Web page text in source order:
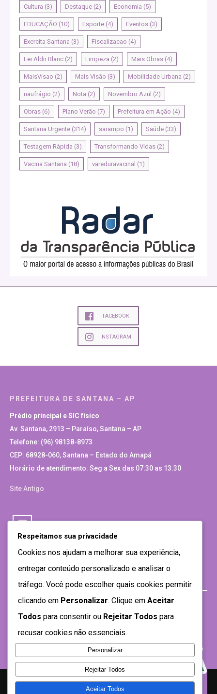
Cultura (3) Destaque (2) Economia (5)
EDUCAÇÃO (10) Esporte (4) Eventos (3)
Exercita Santana (3) Fiscalizacao (4)
Lei Aldir Blanc (2) Limpeza (2) Mais Obras (4)
MaisVisao (2) Mais Visão (3) Mobilidade Urbana (2)
naufrágio (2) Nota (2) Novembro Azul (2)
Obras (6) Plano Verão (7) Prefeitura em Ação (4)
Santana Urgente (314) sarampo (1) Saúde (33)
Testagem Rápida (3) Transformando Vidas (2)
Vacina Santana (18) vareduravacinal (1)
FACEBOOK
INSTAGRAM
PREFEITURA DE SANTANA – AP
Prédio principal e SIC físico
Av. Santana, 2913 – Paraíso, Santana – AP
Telefone: (96) 98138-8973
CEP: 68928-060, Santana – Estado do Amapá
Horário de atendimento: Seg a Sex das 07:30 as 13:30
Site Antigo
Respeitamos sua privacidade
Cookies nos ajudam a melhorar sua experiência,
entregar conteúdo personalizado e analisar o
tráfego. Você pode escolher quais cookies permitir
clicando em Personalizar. Clique em Aceitar
Todos para consentir ou Rejeitar Todos para
recusar cookies não essenciais.
Personalizar
Rejeitar Todos
Aceitar Todos